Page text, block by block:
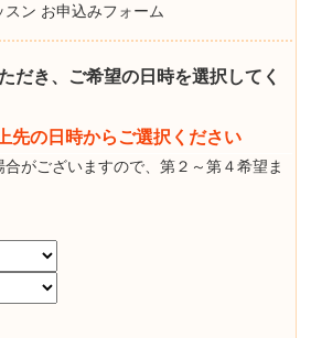
ン お申込みフォーム
だき、ご希望の日時を選択してく
の日時からご選択ください
がございますので、第２～第４希望ま